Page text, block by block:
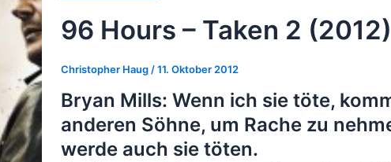
96 Hours – Taken 2 (2012)
Christopher Haug /11. Oktober 2012
Bryan Mills: Wenn ich sie töte,
anderen Söhne, um Rache zu
werde auch sie töten.